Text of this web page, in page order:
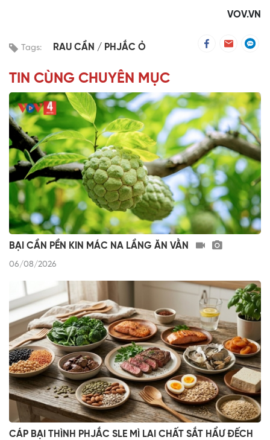
VOV.VN
Tags: RAU CẦN PHJẮC Ỏ
TIN CÙNG CHUYÊN MỤC
BẠI CẦN PỀN KIN MÁC NA LẦNG ĂN VẰN
06/08/2026
CÁP BẠI THÌNH PHJẮC SLE MÌ LAI CHẤT SẮT HẨƯ ĐẾCH